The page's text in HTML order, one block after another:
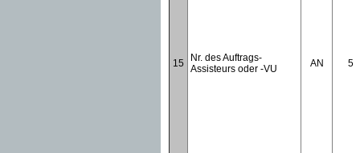
15
Nr. des Auftrags-
Assisteurs oder -VU
AN 5